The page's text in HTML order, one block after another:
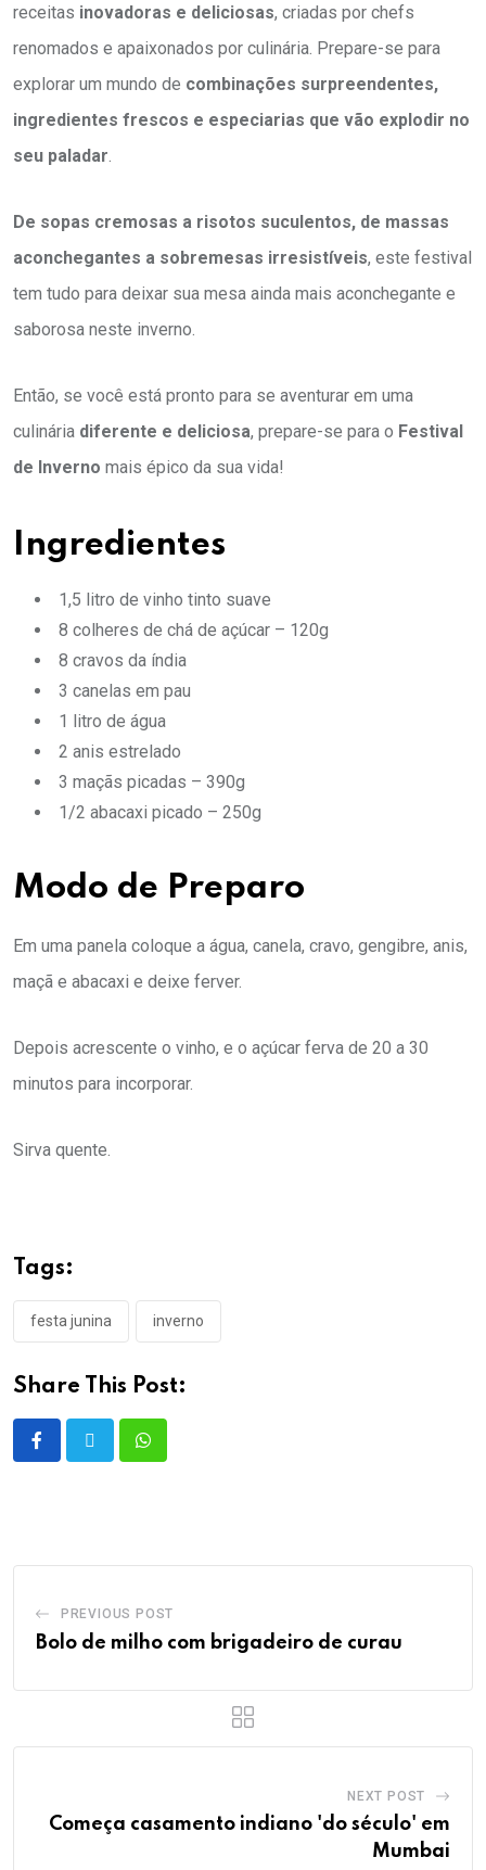
receitas inovadoras e deliciosas, criadas por chefs
renomados e apaixonados por culinária. Prepare-se para
explorar um mundo de combinações surpreendentes,
ingredientes frescos e especiarias que vão explodir no
seu paladar
De sopas cremosas a risotos suculentos, de massas
aconchegantes a sobremesas irresistíveis, este festival
tem tudo para deixar sua mesa ainda mais aconchegante e
saborosa neste inverno.
Então, se você está pronto para se aventurar em uma
culinária diferente e deliciosa, prepare-se para o Festival
de Inverno mais épico da sua vida!
Ingredientes
1,5 litro de vinho tinto suave
8 colheres de chá de açúcar – 120g
8 cravos da índia
3 canelas em pau
1 litro de água
2 anis estrelado
3 maçãs picadas – 390g
1/2 abacaxi picado – 250g
Modo de Preparo
Em uma panela coloque a água, canela, cravo, gengibre, anis,
maçã e abacaxi e deixe ferver.
Depois acrescente o vinho, e o açúcar ferva de 20 a 30
minutos para incorporar.
Sirva quente.
Tags:
festa junina inverno
Share This Post:
PREVIOUS POST
Bolo de milho com brigadeiro de curau
NEXT POST
Começa casamento indiano 'do século' em
Mumbai